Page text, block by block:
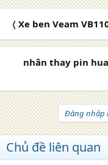
〈 Xe ben Veam
nhân thay pin
Đăng nhập
Chủ đề liên quan